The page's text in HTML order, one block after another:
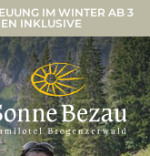
IM WINTER AB 3
INKLUSIVE